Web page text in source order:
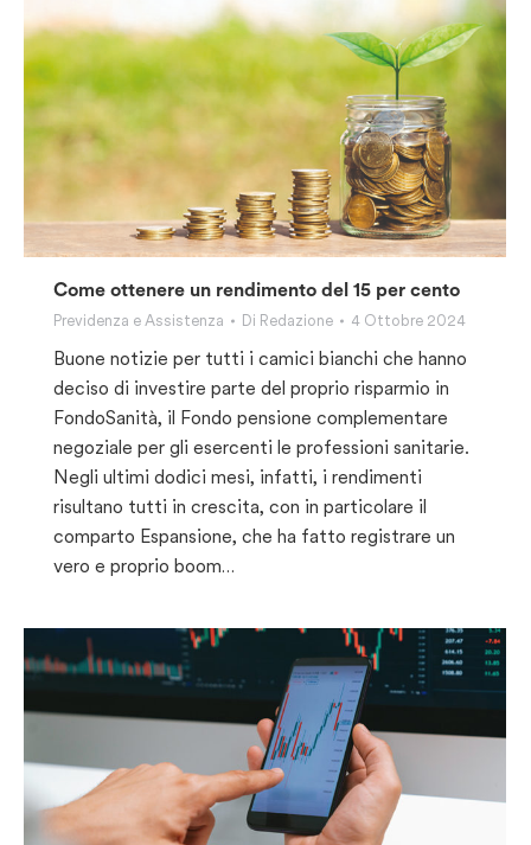
Come ottenere un rendimento del 15 per cento
Previdenza e Assistenza Di Redazione 4 Ottobre 2024
Buone notizie per tutti i camici bianchi che hanno
deciso di investire parte del proprio risparmio in
FondoSanità, il Fondo pensione complementare
negoziale per gli esercenti le professioni sanitarie.
Negli ultimi dodici mesi, infatti, i rendimenti
risultano tutti in crescita, con in particolare il
comparto Espansione, che ha fatto registrare un
vero e proprio boom…